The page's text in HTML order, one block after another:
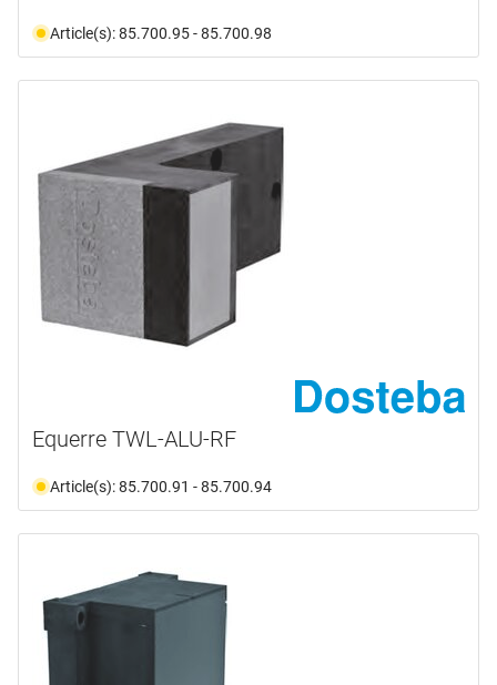
Article(s): 85.700.95 - 85.700.98
Equerre TWL-ALU-RF
Article(s): 85.700.91 - 85.700.94